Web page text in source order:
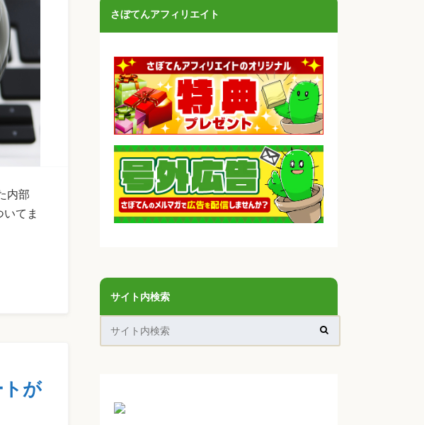
内部
てま
が
さぼてんアフィリエイト
サイト内検索